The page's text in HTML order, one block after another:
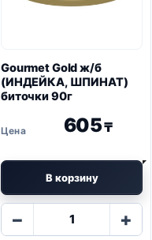
Gourmet Gold ж/б
(ИНДЕЙКА, ШПИНАТ)
биточки 90г
605₸
В корзину
−
Количество
+